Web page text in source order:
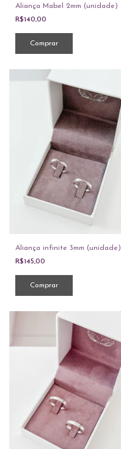
Aliança Mabel 2mm (unidade)
R$140,00
Comprar
Aliança infinite 3mm (unidade)
R$145,00
Comprar